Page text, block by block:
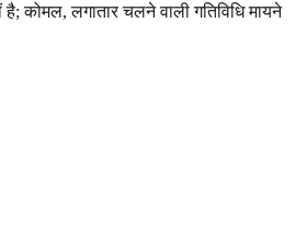
कोमल, लगातार चलने वाली गतिविधि मायने